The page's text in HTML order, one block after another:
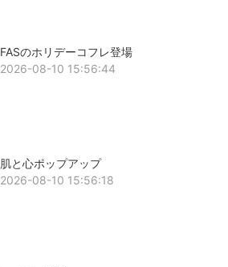
FASのホリデーコフレ登場
2026-08-10 15:56:44
肌と心ポップアップ
2026-08-10 15:56:18